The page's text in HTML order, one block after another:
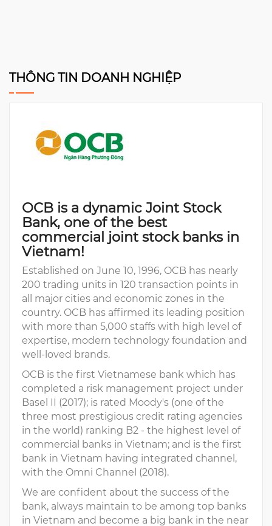
THÔNG TIN DOANH NGHIỆP
OCB is a dynamic Joint Stock
Bank, one of the best
commercial joint stock banks in
Vietnam!
Established on June 10, 1996, OCB has nearly
200 trading units in 120 transaction points in
all major cities and economic zones in the
country. OCB has affirmed its leading position
with more than 5,000 staffs with high level of
expertise, modern technology foundation and
well-loved brands.
OCB is the first Vietnamese bank which has
completed a risk management project under
Basel II (2017); is rated Moody's (one of the
three most prestigious credit rating agencies
in the world) ranking B2 - the highest level of
commercial banks in Vietnam; and is the first
bank in Vietnam having integrated channel,
with the Omni Channel (2018).
We are confident about the success of the
bank, always maintain to be among top banks
in Vietnam and become a big bank in the near